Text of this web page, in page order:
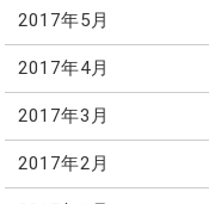
2017年5月
2017年4月
2017年3月
2017年2月